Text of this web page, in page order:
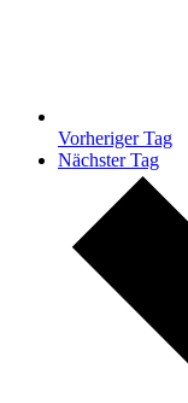
Vorheriger Tag
Nächster Tag